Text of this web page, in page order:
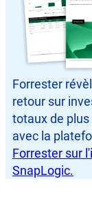
Forrester
retour sur
totaux de
avec la
Forrester sur
SnapLogic.